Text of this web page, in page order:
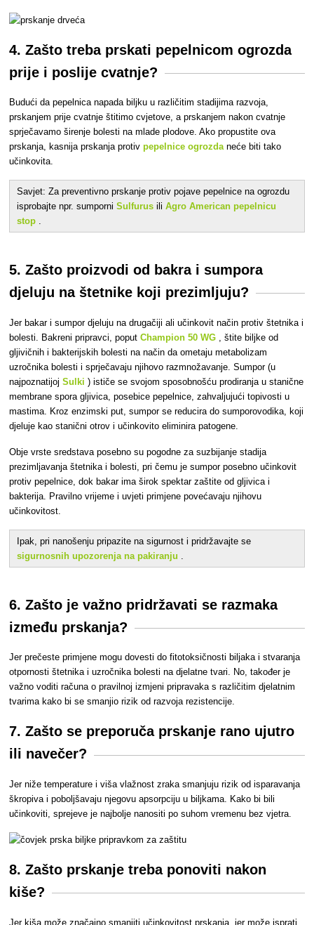
4. Zašto treba prskati pepelnicom ogrozda
prije i poslije cvatnje?
Budući dapepelnica napada biljku u različitim stadijima razvoja,
prskanjem prije cvatnje štitimo cvjetove, a prskanjem nakon cvatnje
sprječavamo širenje bolesti na mlade plodove. Ako propustite ova
prskanja, kasnija prskanja protivpepelnice ogrozdaneće biti tako
učinkovita.
Savjet: Za preventivno prskanje protiv pojave pepelnice na ogrozdu
isprobajte npr. sumporni Sulfurus iliAgro American pepelnicu
stop .
5. Zašto proizvodi od bakra i sumpora
djeluju na štetnike koji prezimljuju?
Jerbakar i sumpor djeluju na drugačiji ali učinkovit način protiv štetnika i
bolesti. Bakreni pripravci, poputChampion 50 WG , štite biljke od
gljivičnih i bakterijskih bolesti na način da ometaju metabolizam
uzročnika bolesti i sprječavaju njihovo razmnožavanje. Sumpor (u
najpoznatijojSulki ) ističe se svojom sposobnošću prodiranja u stanične
membrane spora gljivica, posebice pepelnice, zahvaljujući topivosti u
mastima. Kroz enzimski put, sumpor se reducira do sumporovodika, koji
djeluje kao stanični otrov i učinkovito eliminira patogene.
Obje vrste sredstava posebno su pogodne za suzbijanje stadija
prezimljavanja štetnika i bolesti, pri čemu je sumpor posebno učinkovit
protiv pepelnice, dok bakar ima širok spektar zaštite od gljivica i
bakterija. Pravilno vrijeme i uvjeti primjene povećavaju njihovu
učinkovitost.
Ipak, pri nanošenju pripazite na sigurnost i pridržavajte se
sigurnosnih upozorenja na pakiranju
6. Zašto je važno pridržavati se razmaka
između prskanja?
Jerprečeste primjene mogu dovesti do fitotoksičnosti biljaka i stvaranja
otpornosti štetnika i uzročnika bolesti na djelatne tvari. No, također je
važno voditi računa o pravilnoj izmjeni pripravaka s različitim djelatnim
tvarima kako bi se smanjio rizik od razvoja rezistencije.
7. Zašto se preporuča prskanje rano ujutro
ili navečer?
Jer niže temperature i viša vlažnost zraka smanjuju rizik od isparavanja
škropiva i poboljšavaju njegovu apsorpciju u biljkama. Kako bi bili
učinkoviti, sprejeve je najbolje nanositi po suhom vremenu bez vjetra.
8. Zašto prskanje treba ponoviti nakon
kiše?
Jer kiša može značajno smanjiti učinkovitost prskanja, jer može isprati